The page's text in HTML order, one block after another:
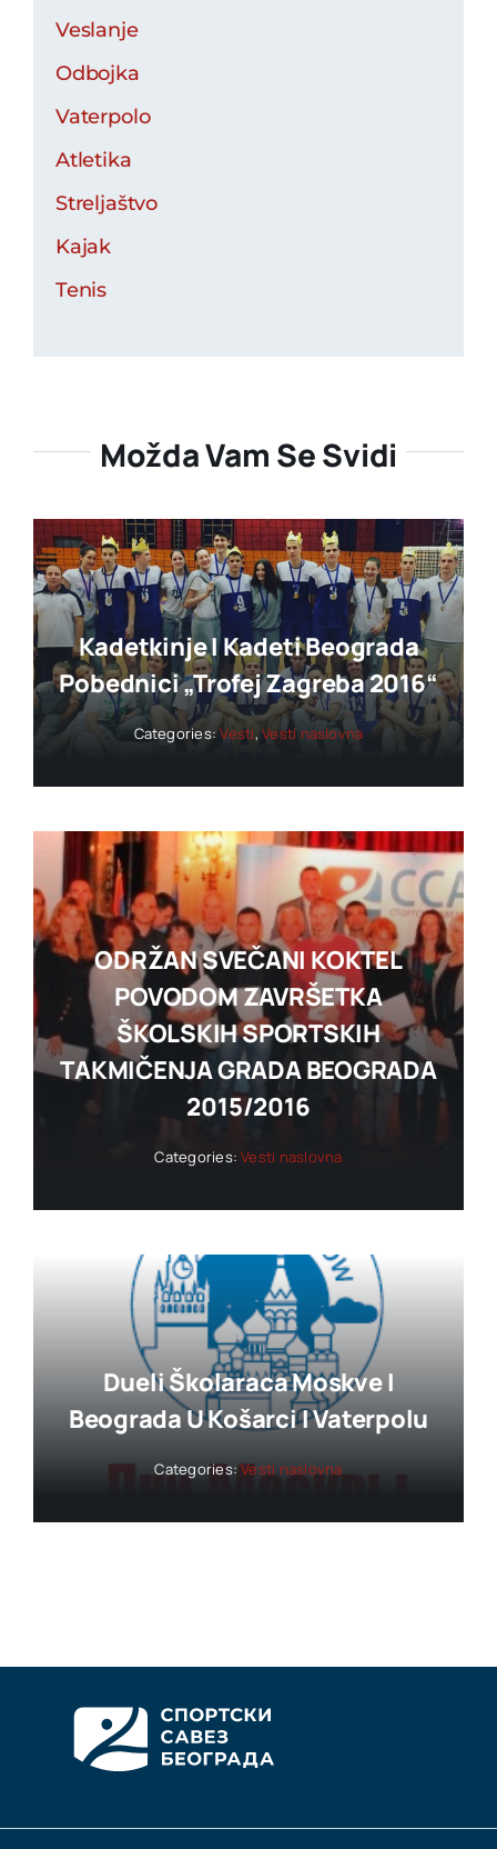
Veslanje
Odbojka
Vaterpolo
Atletika
Streljaštvo
Kajak
Tenis
Možda Vam Se Svidi
Kadetkinje I Kadeti Beograda
Pobednici „trofej Zagreba 2016“
Categories:Vesti,Vesti naslovna
ODRŽAN SVEČANI KOKTEL
POVODOM ZAVRŠETKA
ŠKOLSKIH SPORTSKIH
TAKMIČENJA GRADA BEOGRADA
2015/2016
Categories:Vesti naslovna
Dueli Školaraca Moskve I
Beograda U Košarci I Vaterpolu
Categories:Vesti naslovna